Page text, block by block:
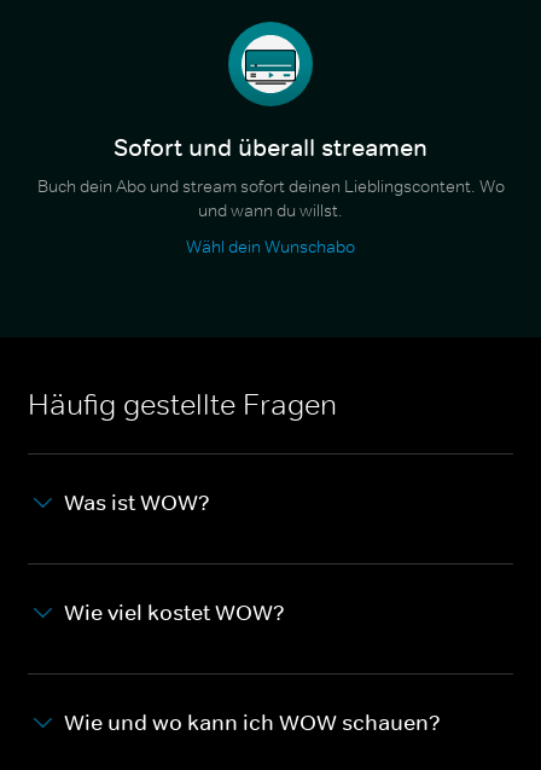
Sofort und überall streamen
Buch dein Abo und stream sofort deinen Lieblingscontent. Wo
und wann du willst.
Wähl dein Wunschabo
Häufig gestellte Fragen
Was ist WOW?
Wie viel kostet WOW?
Wie und wo kann ich WOW schauen?